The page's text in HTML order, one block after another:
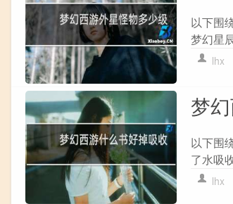
以下围
梦幻星
lhx
梦
以下围
了水吸
lhx